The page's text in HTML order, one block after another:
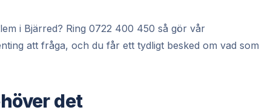
i Bjärred? Ring 0722 400 450 så gör vår
att fråga, och du får ett tydligt besked om vad som
det